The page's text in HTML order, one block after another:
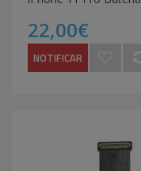
22,00€
NOTIFICAR